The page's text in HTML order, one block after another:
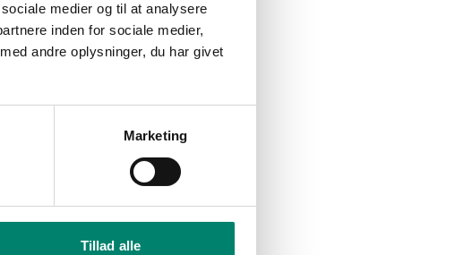
medier og til at analysere
inden for sociale medier,
andre oplysninger, du har givet
Marketing
Tillad alle
med den samme kemiske effekt i